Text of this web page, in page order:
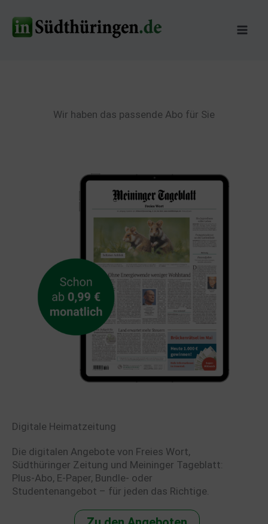
Inhalt
springen
Wir haben das passende Abo für Sie
Digitale Heimatzeitung
Die digitalen Angebote von Freies Wort,
Südthüringer Zeitung und Meininger Tageblatt:
Plus-Abo, E-Paper, Bundle- oder
Studentenangebot – für jeden das Richtige.